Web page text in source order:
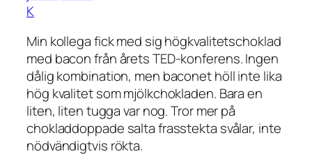
K
Min kollega fick med sig högkvalitetschoklad
med bacon från årets TED-konferens. Ingen
dålig kombination, men baconet höll inte lika
hög kvalitet som mjölkchokladen. Bara en
liten, liten tugga var nog. Tror mer på
chokladdoppade salta frasstekta svålar, inte
nödvändigtvis rökta.